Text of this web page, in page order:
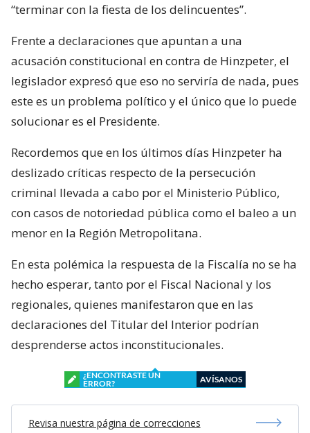
“terminar con la fiesta de los delincuentes”.
Frente a declaraciones que apuntan a una
acusación constitucional en contra de Hinzpeter, el
legislador expresó que eso no serviría de nada, pues
este es un problema político y el único que lo puede
solucionar es el Presidente.
Recordemos que en los últimos días Hinzpeter ha
deslizado críticas respecto de la persecución
criminal llevada a cabo por el Ministerio Público,
con casos de notoriedad pública como el baleo a un
menor en la Región Metropolitana.
En esta polémica la respuesta de la Fiscalía no se ha
hecho esperar, tanto por el Fiscal Nacional y los
regionales, quienes manifestaron que en las
declaraciones del Titular del Interior podrían
desprenderse actos inconstitucionales.
¿ENCONTRASTE UN
ERROR?
AVÍSANOS
Revisa nuestra página de correcciones